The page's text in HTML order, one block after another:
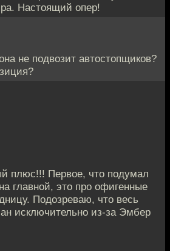
Настоящий опер!
не подвозит автостопщиков?
плюс!!! Первое, что подумал
главной, это про офигенные
Подозреваю, что весь
исключительно из-за Эмбер